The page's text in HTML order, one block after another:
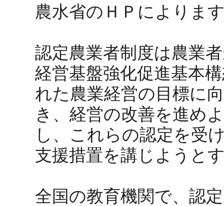
農水省のＨＰによりま
認定農業者制度は農業
経営基盤強化促進基本
れた農業経営の目標に
き、経営の改善を進め
し、これらの認定を受
支援措置を講じようと
全国の教育機関で、認